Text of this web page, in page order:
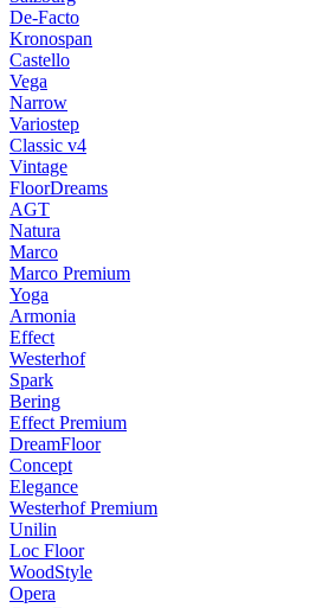
De-Facto
Kronospan
Castello
Vega
Narrow
Variostep
Classic v4
Vintage
FloorDreams
AGT
Natura
Marco
Marco Premium
Yoga
Armonia
Effect
Westerhof
Spark
Bering
Effect Premium
DreamFloor
Concept
Elegance
Westerhof Premium
Unilin
Loc Floor
WoodStyle
Opera